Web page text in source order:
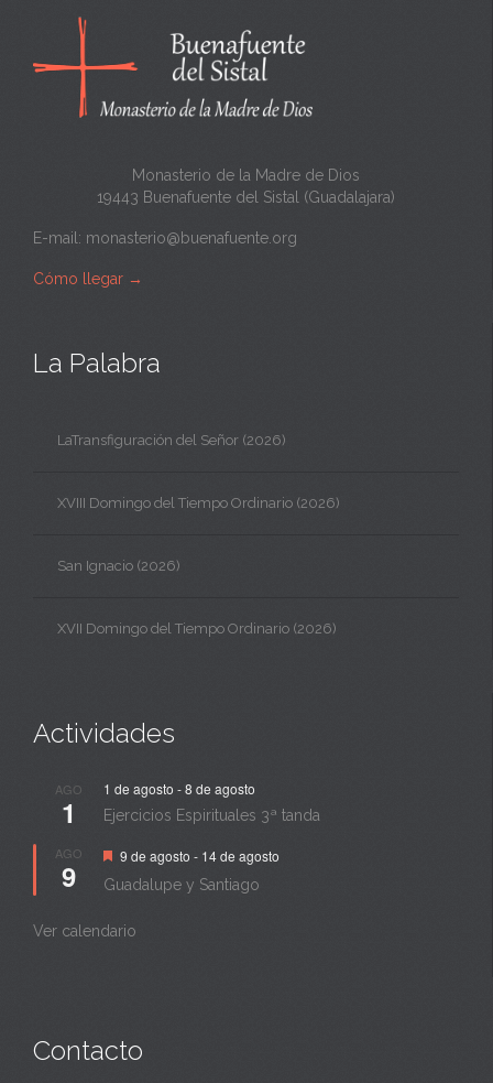
n
a
Monasterio de la Madre de Dios
19443 Buenafuente del Sistal (Guadalajara)
E-mail: monasterio@buenafuente.org
Cómo llegar →
La Palabra
LaTransfiguración del Señor (2026)
XVIII Domingo del Tiempo Ordinario (2026)
San Ignacio (2026)
XVII Domingo del Tiempo Ordinario (2026)
Actividades
AGO
1
1 de agosto -8 de agosto
Ejercicios Espirituales 3ª tanda
AGO
9
Destacado
9 de agosto - 14 de agosto
Guadalupe y Santiago
Ver calendario
Contacto